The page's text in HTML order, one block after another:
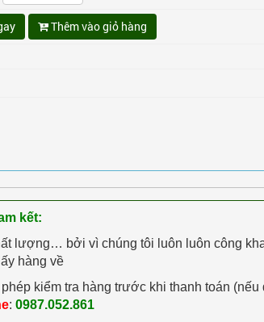
Thêm vào giỏ hàng
kết:
lượng… bởi vì chúng tôi luôn luôn công
hàng về
kiểm tra hàng trước khi thanh toán (nếu
: 0987.052.861